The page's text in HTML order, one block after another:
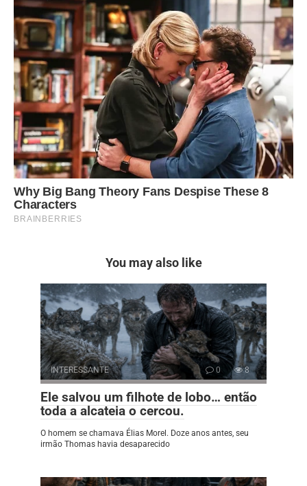
You may also like
INTERESSANTE 0 8
Ele salvou um filhote de lobo… então
toda a alcateia o cercou.
O homem se chamava Élias Morel. Doze anos antes, seu
irmão Thomas havia desaparecido